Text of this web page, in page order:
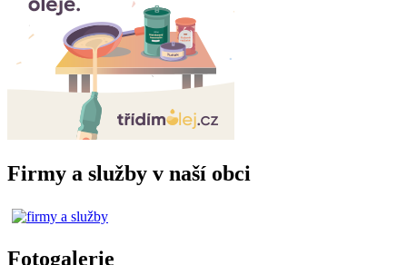
Firmy a služby v naší obci
Fotogalerie